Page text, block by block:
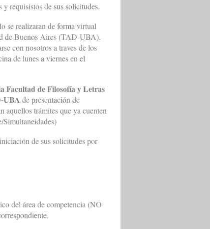
requisistos de sus solicitudes.
se realizaran de forma virtual
de Buenos Aires (TAD-UBA).
con nosotros a traves de los
de lunes a viernes en el
Facultad de Filosofía y Letras
UBA de presentación de
aquellos trámites que ya cuenten
de sus solicitudes por
del área de competencia (NO